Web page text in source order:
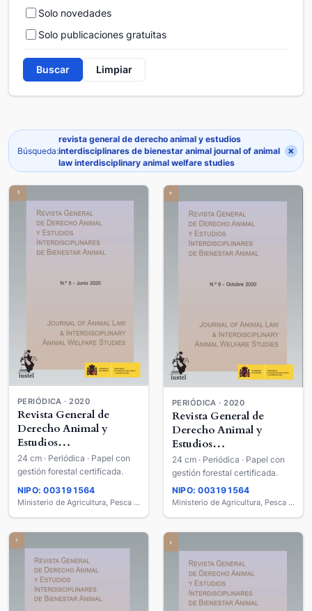
Solo novedades
Solo publicaciones gratuitas
Buscar Limpiar
Búsqueda:
revista general de derecho animal y estudios
interdisciplinares de bienestar animal journal of animal
law interdisciplinary animal welfare studies
×
PERIÓDICA · 2020
Revista General de
Derecho Animal y
Estudios
Interdisciplinares de
Bienestar Animal =
Journal of Animal Law &
Interdisciplinary Animal
24 cm · Periódica · Papel con
gestión forestal certificada.
NIPO: 003191564
Ministerio de Agricultura, Pesca y Alimentación
PERIÓDICA · 2020
Revista General de
Derecho Animal y
Estudios
Interdisciplinares de
Bienestar Animal =
Journal of Animal Law &
Interdisciplinary Animal
Welfare Studies
24 cm · Periódica · Papel con
gestión forestal certificada.
NIPO: 003191564
Ministerio de Agricultura, Pesca y Alimentación